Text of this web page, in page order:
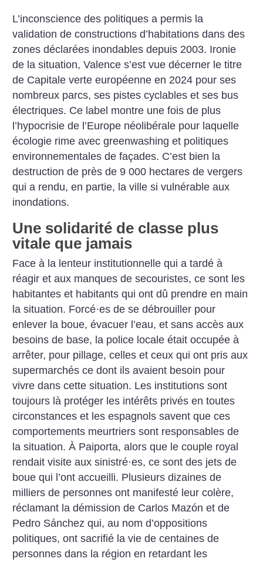
L’inconscience des politiques a permis la
validation de constructions d’habitations dans des
zones déclarées inondables depuis 2003. Ironie
de la situation, Valence s’est vue décerner le titre
de Capitale verte européenne en 2024 pour ses
nombreux parcs, ses pistes cyclables et ses bus
électriques. Ce label montre une fois de plus
l’hypocrisie de l’Europe néolibérale pour laquelle
écologie rime avec greenwashing et politiques
environnementales de façades. C’est bien la
destruction de près de 9 000 hectares de vergers
qui a rendu, en partie, la ville si vulnérable aux
inondations.
Une solidarité de classe plus
vitale que jamais
Face à la lenteur institutionnelle qui a tardé à
réagir et aux manques de secouristes, ce sont les
habitantes et habitants qui ont dû prendre en main
la situation. Forcé·es de se débrouiller pour
enlever la boue, évacuer l’eau, et sans accès aux
besoins de base, la police locale était occupée à
arrêter, pour pillage, celles et ceux qui ont pris aux
supermarchés ce dont ils avaient besoin pour
vivre dans cette situation. Les institutions sont
toujours là protéger les intérêts privés en toutes
circonstances et les espagnols savent que ces
comportements meurtriers sont responsables de
la situation. À Paiporta, alors que le couple royal
rendait visite aux sinistré·es, ce sont des jets de
boue qui l’ont accueilli. Plusieurs dizaines de
milliers de personnes ont manifesté leur colère,
réclamant la démission de Carlos Mazón et de
Pedro Sánchez qui, au nom d’oppositions
politiques, ont sacrifié la vie de centaines de
personnes dans la région en retardant les